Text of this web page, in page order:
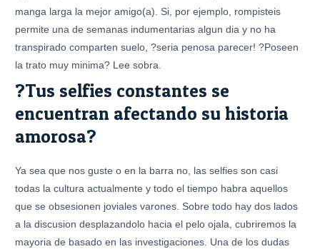
manga larga la mejor amigo(a). Si, por ejemplo, rompisteis
permite una de semanas indumentarias algun dia y no ha
transpirado comparten suelo, ?seri­a penosa parecer! ?Poseen
la trato muy minima? Lee sobra.
?Tus selfies constantes se
encuentran afectando su historia
amorosa?
Ya sea que nos guste o en la barra no, las selfies son casi
todas la cultura actualmente y todo el tiempo habra aquellos
que se obsesionen joviales varones. Sobre todo hay dos lados
a la discusion desplazandolo hacia el pelo ojala, cubriremos la
mayoria de basado en las investigaciones. Una de los dudas